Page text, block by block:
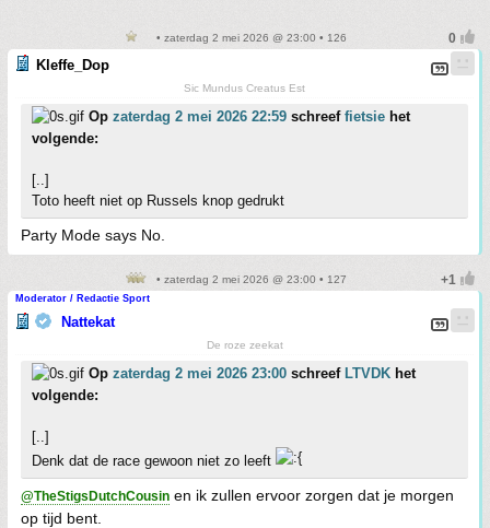
• zaterdag 2 mei 2026 @ 23:00 • 126
Kleffe_Dop
Sic Mundus Creatus Est
Op zaterdag 2 mei 2026 22:59 schreef fietsie het
volgende:
[..]
Toto heeft niet op Russels knop gedrukt
Party Mode says No.
• zaterdag 2 mei 2026 @ 23:00 • 127
Moderator / Redactie Sport
Nattekat
De roze zeekat
Op zaterdag 2 mei 2026 23:00 schreef LTVDK het
volgende:
[..]
Denk dat de race gewoon niet zo leeft
@TheStigsDutchCousin en ik zullen ervoor zorgen dat je morgen
op tijd bent.